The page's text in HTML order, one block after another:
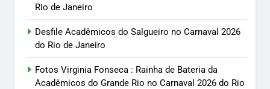
Rio de Janeiro
Desfile Acadêmicos do Salgueiro no Carnaval 2026
do Rio de Janeiro
Fotos Virginia Fonseca : Rainha de Bateria da
Acadêmicos do Grande Rio no Carnaval 2026 do Rio